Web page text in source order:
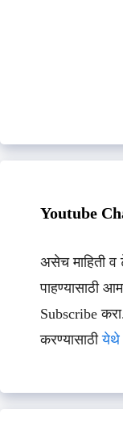
Youtube
असेच माहिती व
पाहण्यासाठी
Subscribe
करण्यासाठीयेथे